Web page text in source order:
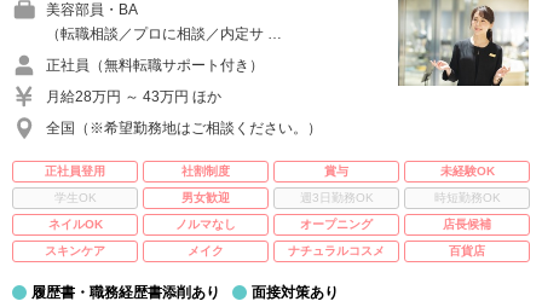
美容部員・BA
（転職相談／プロに相談／内定サ …
正社員（無料転職サポート付き）
月給28万円 ～ 43万円 ほか
全国（※希望勤務地はご相談ください。）
正社員登用 社割制度 賞与
未経験OK
学生OK
男女歓迎 週3日勤務OK
時短勤務OK
ネイルOK
ノルマなし オープニング
店長候補
スキンケア
メイク ナチュラルコスメ 百貨店
履歴書・職務経歴書添削あり 面接対策あり